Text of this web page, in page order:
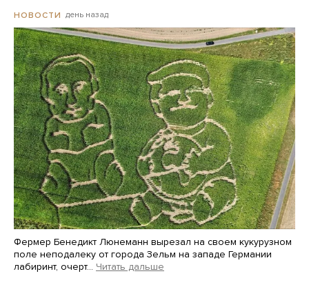
НОВОСТИ день назад
Фермер Бенедикт Люнеманн вырезал на своем кукурузном
поле неподалеку от города Зельм на западе Германии
лабиринт, очерт… Читать дальше